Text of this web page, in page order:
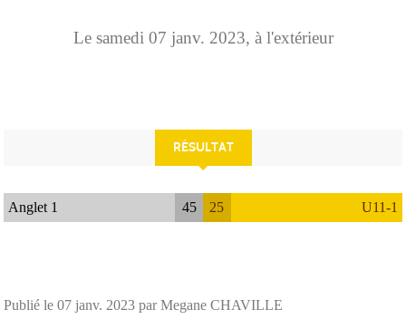
Le samedi 07 janv. 2023, à l'extérieur
RÉSULTAT
Anglet 1 45 25 U11-1
Publié le 07 janv. 2023 par Megane CHAVILLE